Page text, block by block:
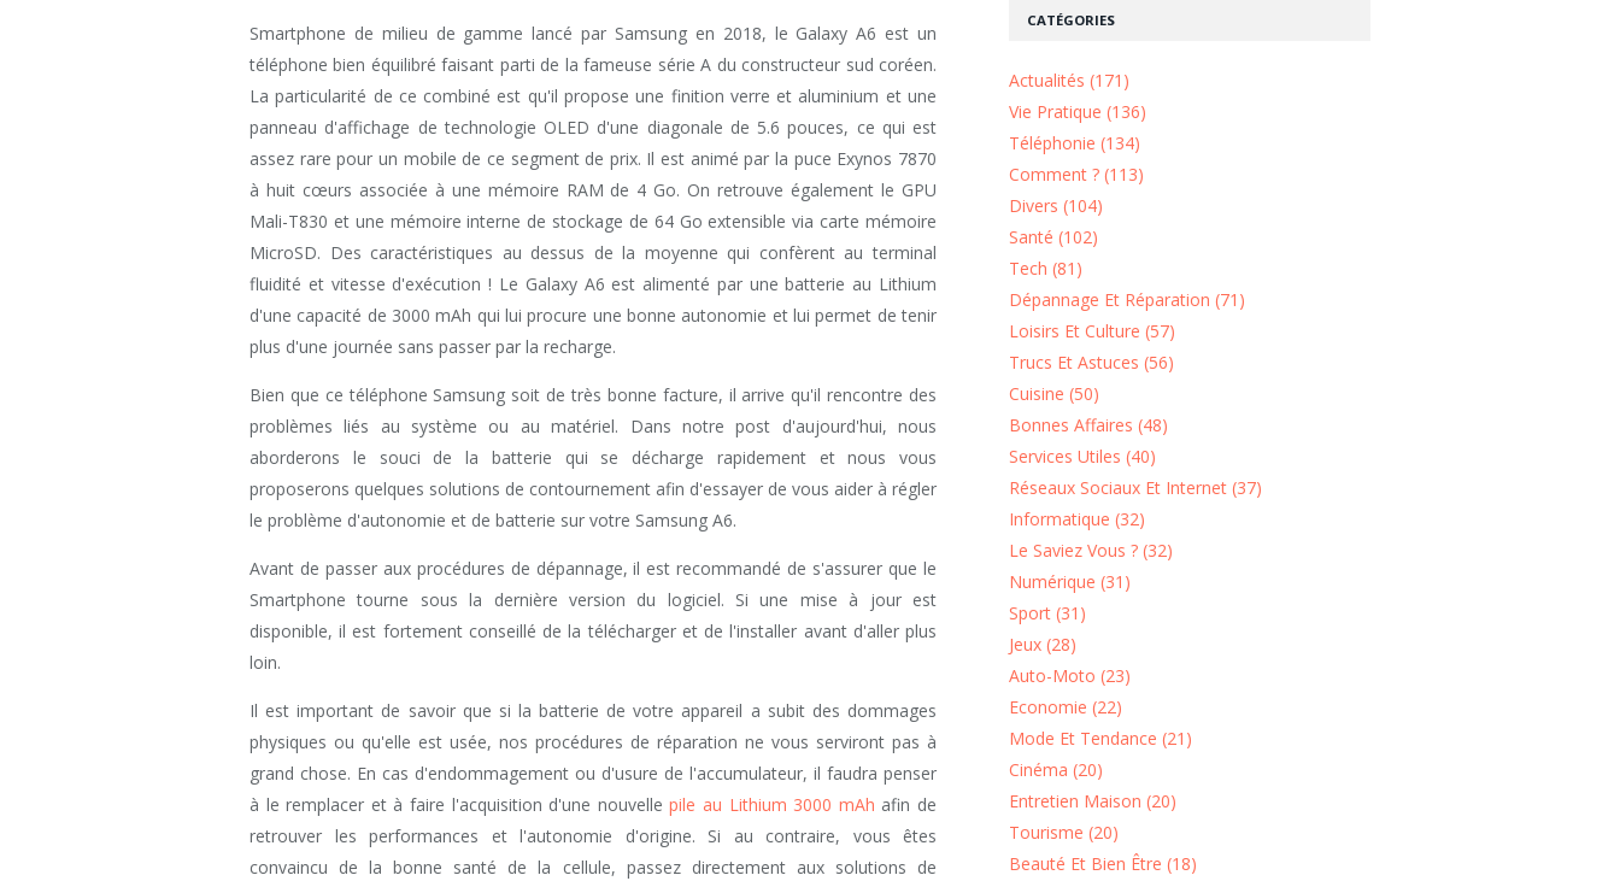
Smartphone de milieu de gamme lancé par Samsung en 2018, le Galaxy A6 est un
téléphone bien équilibré faisant parti de la fameuse série A du constructeur sud coréen.
La particularité de ce combiné est qu'il propose une finition verre et aluminium et une
panneau d'affichage de technologie OLED d'une diagonale de 5.6 pouces, ce qui est
assez rare pour un mobile de ce segment de prix. Il est animé par la puce Exynos 7870
à huit cœurs associée à une mémoire RAM de 4 Go. On retrouve également le GPU
Mali-T830 et une mémoire interne de stockage de 64 Go extensible via carte mémoire
MicroSD. Des caractéristiques au dessus de la moyenne qui confèrent au terminal
fluidité et vitesse d'exécution ! Le Galaxy A6 est alimenté par une batterie au Lithium
d'une capacité de 3000 mAh qui lui procure une bonne autonomie et lui permet de tenir
plus d'une journée sans passer par la recharge.
Bien que ce téléphone Samsung soit de très bonne facture, il arrive qu'il rencontre des
problèmes liés au système ou au matériel. Dans notre post d'aujourd'hui, nous
aborderons le souci de la batterie qui se décharge rapidement et nous vous
proposerons quelques solutions de contournement afin d'essayer de vous aider à régler
le problème d'autonomie et de batterie sur votre Samsung A6.
Avant de passer aux procédures de dépannage, il est recommandé de s'assurer que le
Smartphone tourne sous la dernière version du logiciel. Si une mise à jour est
disponible, il est fortement conseillé de la télécharger et de l'installer avant d'aller plus
loin.
Il est important de savoir que si la batterie de votre appareil a subit des dommages
physiques ou qu'elle est usée, nos procédures de réparation ne vous serviront pas à
grand chose. En cas d'endommagement ou d'usure de l'accumulateur, il faudra penser
à le remplacer et à faire l'acquisition d'une nouvellepile au Lithium 3000 mAh afin de
retrouver les performances et l'autonomie d'origine. Si au contraire, vous êtes
convaincu de la bonne santé de la cellule, passez directement aux solutions de
CATÉGORIES
Actualités (171)
Vie Pratique (136)
Téléphonie (134)
Comment ? (113)
Divers (104)
Santé (102)
Tech (81)
Dépannage Et Réparation (71)
Loisirs Et Culture (57)
Trucs Et Astuces (56)
Cuisine (50)
Bonnes Affaires (48)
Services Utiles (40)
Réseaux Sociaux Et Internet (37)
Informatique (32)
Le Saviez Vous ? (32)
Numérique (31)
Sport (31)
Jeux (28)
Auto-Moto (23)
Economie (22)
Mode Et Tendance (21)
Cinéma (20)
Entretien Maison (20)
Tourisme (20)
Beauté Et Bien Être (18)